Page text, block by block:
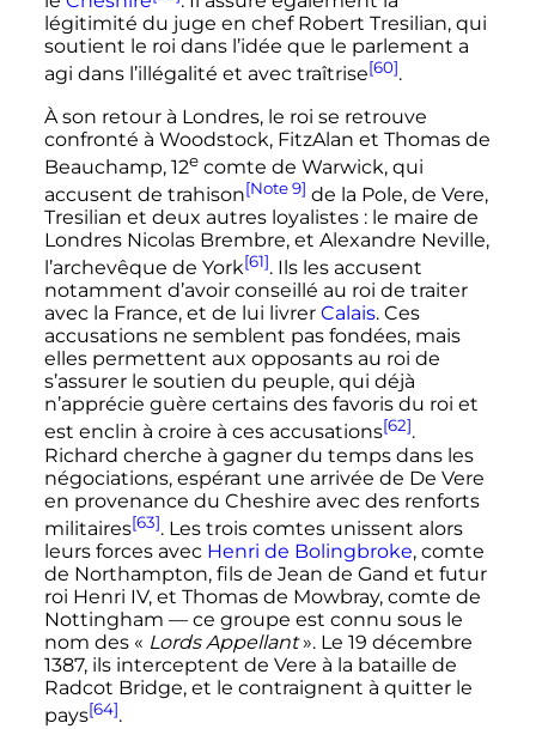
légitimité du juge en chef Robert Tresilian, qui
soutient le roi dans l’idée que le parlement a
agi dans l’illégalité et avec traîtrise[60].
À son retour à Londres, le roi se retrouve
confronté à Woodstock, FitzAlan et Thomas de
Beauchamp, 12ecomte de Warwick, qui
accusent de trahison[Note 9] de la Pole, de Vere,
Tresilian et deux autres loyalistes : le maire de
Londres Nicolas Brembre, et Alexandre Neville,
l’archevêque de York[61]. Ils les accusent
notamment d’avoir conseillé au roi de traiter
avec la France, et de lui livrer Calais. Ces
accusations ne semblent pas fondées, mais
elles permettent aux opposants au roi de
s’assurer le soutien du peuple, qui déjà
n’apprécie guère certains des favoris du roi et
est enclin à croire à ces accusations[62].
Richard cherche à gagner du temps dans les
négociations, espérant une arrivée de De Vere
en provenance du Cheshire avec des renforts
militaires[63]. Les trois comtes unissent alors
leurs forces avec Henri de Bolingbroke, comte
de Northampton, fils de Jean de Gand et futur
roi Henri IV, et Thomas de Mowbray, comte de
Nottingham — ce groupe est connu sous le
nom des « Lords Appellant ». Le 19 décembre
1387, ils interceptent de Vere à la bataille de
Radcot Bridge, et le contraignent à quitter le
pays[64].